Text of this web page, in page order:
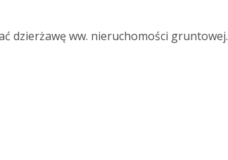
dzierżawę ww. nieruchomości gruntowej.